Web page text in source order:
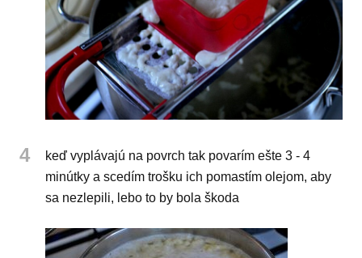
4
keď vyplávajú na povrch tak povarím ešte 3 - 4
minútky a scedím trošku ich pomastím olejom, aby
sa nezlepili, lebo to by bola škoda